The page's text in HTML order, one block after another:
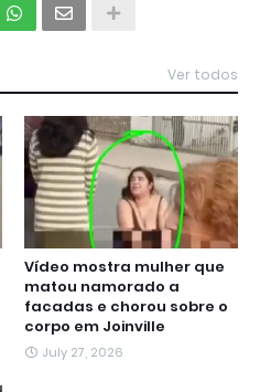
Ver todos
Vídeo mostra mulher que
matou namorado a
facadas e chorou sobre o
corpo em Joinville
July 27, 2026